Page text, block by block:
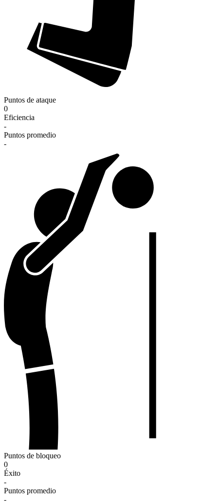
Puntos de ataque
0
Eficiencia
-
Puntos promedio
-
Puntos de bloqueo
0
Éxito
-
Puntos promedio
-